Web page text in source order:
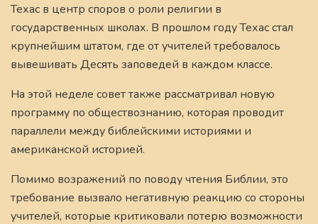
Техас в центр споров о роли религии в
государственных школах. В прошлом году Техас стал
крупнейшим штатом, где от учителей требовалось
вывешивать Десять заповедей в каждом классе.
На этой неделе совет также рассматривал новую
программу по обществознанию, которая проводит
параллели между библейскими историями и
американской историей.
Помимо возражений по поводу чтения Библии, это
требование вызвало негативную реакцию со стороны
учителей, которые критиковали потерю возможности